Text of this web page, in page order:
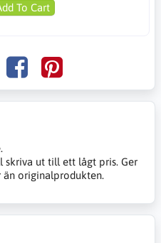
To Cart
skriva ut till ett lågt pris. Ger
originalprodukten.